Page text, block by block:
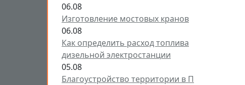
06.08
Изготовление мостовых кранов
06.08
Как определить расход топлива
дизельной электростанции
05.08
Благоустройство территории в П